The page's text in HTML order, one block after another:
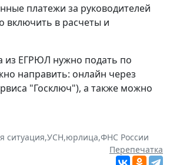
платежи за руководителей
включить в расчеты и
из ЕГРЮЛ нужно подать по
направить: онлайн через
"Госключ"), а также можно
ситуация,УСН,юрлица,ФНС России
Перепечатка